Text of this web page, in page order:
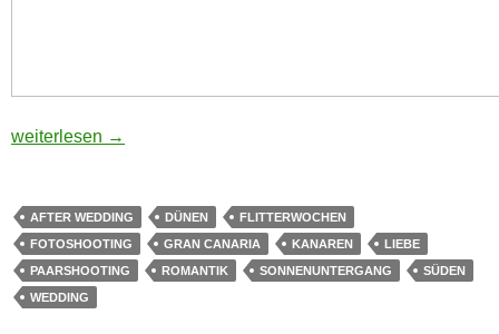
romantisches Fotoshooting auf Gran Canaria
weiterlesen →
AFTER WEDDING DÜNEN
FLITTERWOCHEN
FOTOSHOOTING
GRAN CANARIA KANAREN
LIEBE
PAARSHOOTING
ROMANTIK SONNENUNTERGANG
SÜDEN
WEDDING